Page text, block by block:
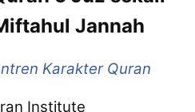
Jannah
Karakter Quran
Institute